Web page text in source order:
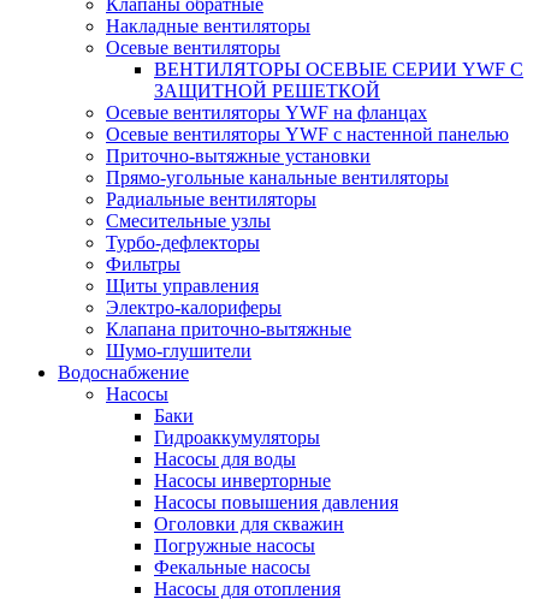
Клапаны обратные
Накладные вентиляторы
Осевые вентиляторы
ВЕНТИЛЯТОРЫ ОСЕВЫЕ СЕРИИ YWF С
ЗАЩИТНОЙ РЕШЕТКОЙ
Осевые вентиляторы YWF на фланцах
Осевые вентиляторы YWF с настенной панелью
Приточно-вытяжные установки
Прямо-угольные канальные вентиляторы
Радиальные вентиляторы
Смесительные узлы
Турбо-дефлекторы
Фильтры
Щиты управления
Электро-калориферы
Клапана приточно-вытяжные
Шумо-глушители
Водоснабжение
Насосы
Баки
Гидроаккумуляторы
Насосы для воды
Насосы инверторные
Насосы повышения давления
Оголовки для скважин
Погружные насосы
Фекальные насосы
Насосы для отопления